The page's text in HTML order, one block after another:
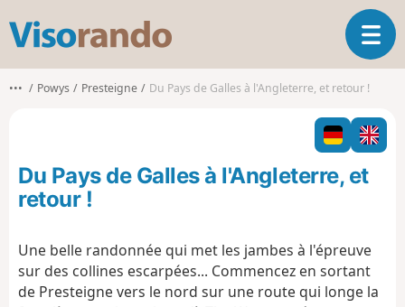
s
o
o
O
u
i
r
l
i
g
a
••• Powys Presteigne Du Pays de Galles à l'Angleterre, et retour !
Du Pays de Galles à l'Angleterre, et
retour !
Une belle randonnée qui met les jambes à l'épreuve
sur des collines escarpées... Commencez en sortant
de Presteigne vers le nord sur une route qui longe la